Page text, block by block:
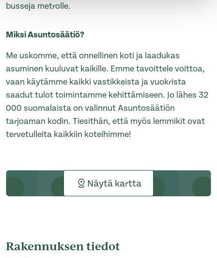
busseja metrolle.
Miksi Asuntosäätiö?
Me uskomme, että onnellinen koti ja laadukas
asuminen kuuluvat kaikille. Emme tavoittele voittoa,
vaan käytämme kaikki vastikkeista ja vuokrista
saadut tulot toimintamme kehittämiseen. Jo lähes 32
000 suomalaista on valinnut Asuntosäätiön
tarjoaman kodin. Tiesithän, että myös lemmikit ovat
tervetulleita kaikkiin koteihimme!
Näytä kartta
Rakennuksen tiedot